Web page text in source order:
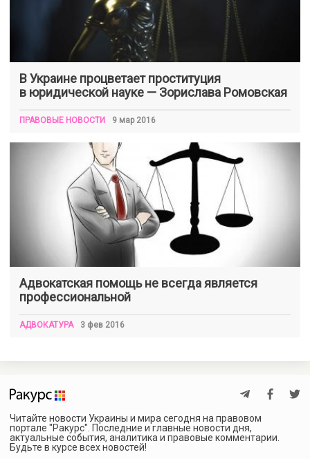
В Украине процветает проституция
в юридической науке — Зорислава Ромовская
ПРАВОВЫЕ НОВОСТИ 9 мар 2016
Адвокатская помощь не всегда является
профессиональной
АДВОКАТУРА 3 фев 2016
Читайте новости Украины и мира сегодня на правовом
портале "Ракурс". Последние и главные новости дня,
актуальные события, аналитика и правовые комментарии.
Будьте в курсе всех новостей!